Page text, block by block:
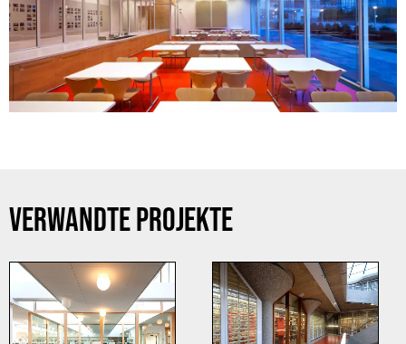
VERWANDTE PROJEKTE